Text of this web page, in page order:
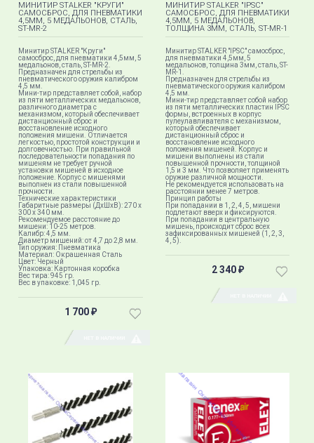
МИНИТИР STALKER "КРУГИ"
САМОСБРОС, ДЛЯ ПНЕВМАТИКИ
4,5ММ, 5 МЕДАЛЬОНОВ, СТАЛЬ,
ST-MR-2
Минитир STALKER "Круги"
самосброс, для пневматики 4,5мм, 5
медальонов, сталь, ST-MR-2.
Предназначен для стрельбы из
пневматического оружия калибром
4,5 мм.
Мини-тир представляет собой, набор
из пяти металлических медальонов,
различного диаметра с
механизмом, который обеспечивает
дистанционный сброс и
восстановление исходного
положения мишени. Отличается
легкостью, простотой конструкции и
долговечностью. При правильной
последовательности попадания по
мишеням не требует ручной
установки мишеней в исходное
положение. Корпус с мишенями
выполнен из стали повышенной
прочности.
Технические характеристики
Габаритные размеры (ДхШхВ): 270 х
300 х 340 мм.
Рекомендуемое расстояние до
мишени: 10-25 метров.
Калибр: 4,5 мм.
Диаметр мишений: от 4,7 до 2,8 мм.
Тип оружия: Пневматика
Материал: Окрашенная Сталь
Цвет: Черный
Упаковка: Картонная коробка
Вес тира: 945 гр.
Вес в упаковке: 1,045 гр.
1 700 ₽
МИНИТИР STALKER "IPSC"
САМОСБРОС, ДЛЯ ПНЕВМАТИКИ
4,5ММ, 5 МЕДАЛЬОНОВ,
ТОЛЩИНА 3ММ, СТАЛЬ, ST-MR-1
Минитир STALKER "IPSC" самосброс,
для пневматики 4,5мм, 5
медальонов, толщина 3мм, сталь, ST-
MR-1.
Предназначен для стрельбы из
пневматического оружия калибром
4,5 мм.
Мини-тир представляет собой набор
из пяти металлических пластин IPSC
формы, встроенных в корпус
пулеулавливателя с механизмом,
который обеспечивает
дистанционный сброс и
восстановление исходного
положения мишеней. Корпус и
мишени выполнены из стали
повышенной прочности, толщиной
1,5 и 3 мм. Что позволяет применять
оружие различной мощности.
Не рекомендуется использовать на
расстоянии менее 7 метров.
Принцип работы
При попадании в 1, 2, 4, 5, мишени
подлетают вверх и фиксируются.
При попадании в центральную
мишень, происходит сброс всех
зафиксированных мишеней (1, 2, 3,
4, 5).
2 340 ₽